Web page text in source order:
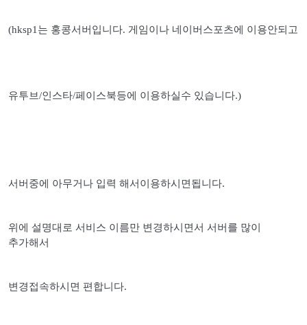
(hksp1는 홍콩서버입니다. 게임이나 네이버스포츠에 이용안되고
유투브/인스타/페이스북등에 이용하실수 있습니다.)​
서버중에 아무거나 입력 해서이용하시면됩니다.
위에 설명대로 서비스 이름만 변경하시면서 서버를 많이
추가해서
변경접속하시면 편합니다.